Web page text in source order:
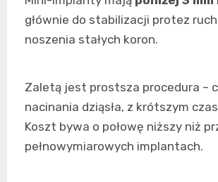
głównie do stabilizacji protez
noszenia stałych koron.
Zaletą jest prostsza procedura –
nacinania dziąsła, z krótszym
Koszt bywa o połowę niższy niż
pełnowymiarowych implantach.